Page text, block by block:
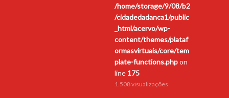
/home/storage/9/08/b2
/cidadedadanca1/public
_html/acervo/wp-
content/themes/plataf
ormasvirtuais/core/tem
plate-functions.phpon
line 175
1.508 visualizações